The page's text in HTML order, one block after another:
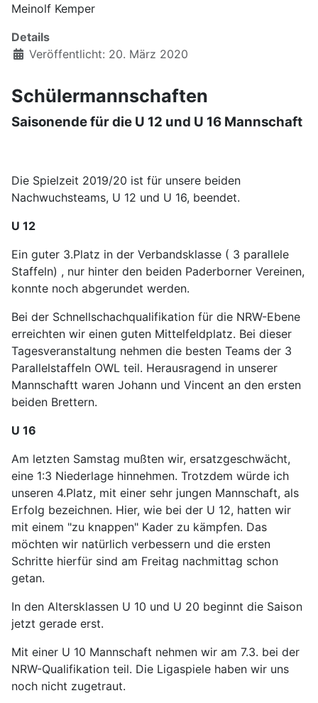
Meinolf Kemper
Details
Veröffentlicht: 20. März 2020
Schülermannschaften
Saisonende für die U 12 und U 16 Mannschaft
Die Spielzeit 2019/20 ist für unsere beiden
Nachwuchsteams, U 12 und U 16, beendet.
U 12
Ein guter 3.Platz in der Verbandsklasse ( 3 parallele
Staffeln) , nur hinter den beiden Paderborner Vereinen,
konnte noch abgerundet werden.
Bei der Schnellschachqualifikation für die NRW-Ebene
erreichten wir einen guten Mittelfeldplatz. Bei dieser
Tagesveranstaltung nehmen die besten Teams der 3
Parallelstaffeln OWL teil. Herausragend in unserer
Mannschaftt waren Johann und Vincent an den ersten
beiden Brettern.
U 16
Am letzten Samstag mußten wir, ersatzgeschwächt,
eine 1:3 Niederlage hinnehmen. Trotzdem würde ich
unseren 4.Platz, mit einer sehr jungen Mannschaft, als
Erfolg bezeichnen. Hier, wie bei der U 12, hatten wir
mit einem "zu knappen" Kader zu kämpfen. Das
möchten wir natürlich verbessern und die ersten
Schritte hierfür sind am Freitag nachmittag schon
getan.
In den Altersklassen U 10 und U 20 beginnt die Saison
jetzt gerade erst.
Mit einer U 10 Mannschaft nehmen wir am 7.3. bei der
NRW-Qualifikation teil. Die Ligaspiele haben wir uns
noch nicht zugetraut.